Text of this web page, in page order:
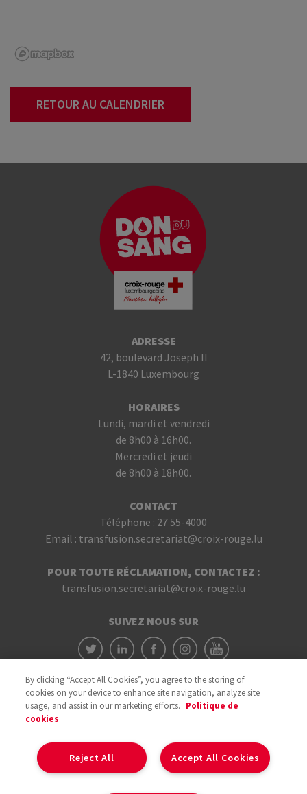
RETOUR AU CALENDRIER
ADRESSE
42, boulevard Joseph II
L-1840 Luxembourg
HORAIRES
Lundi, mardi et vendredi
de 8h00 à 16h00.
Mercredi et jeudi
de 8h00 à 18h00.
CONTACT
Téléphone : 27 55-4000
Email : transfusion.secretariat@croix-rouge.lu
POUR TOUTE RÉCLAMATION, CONTACTEZ :
transfusion.secretariat@croix-rouge.lu
SUIVEZ NOUS SUR
By clicking “Accept All Cookies”, you agree to the storing of
cookies on your device to enhance site navigation, analyze site
usage, and assist in our marketing efforts. Politique de
cookies
Accept All Cookies
Reject All